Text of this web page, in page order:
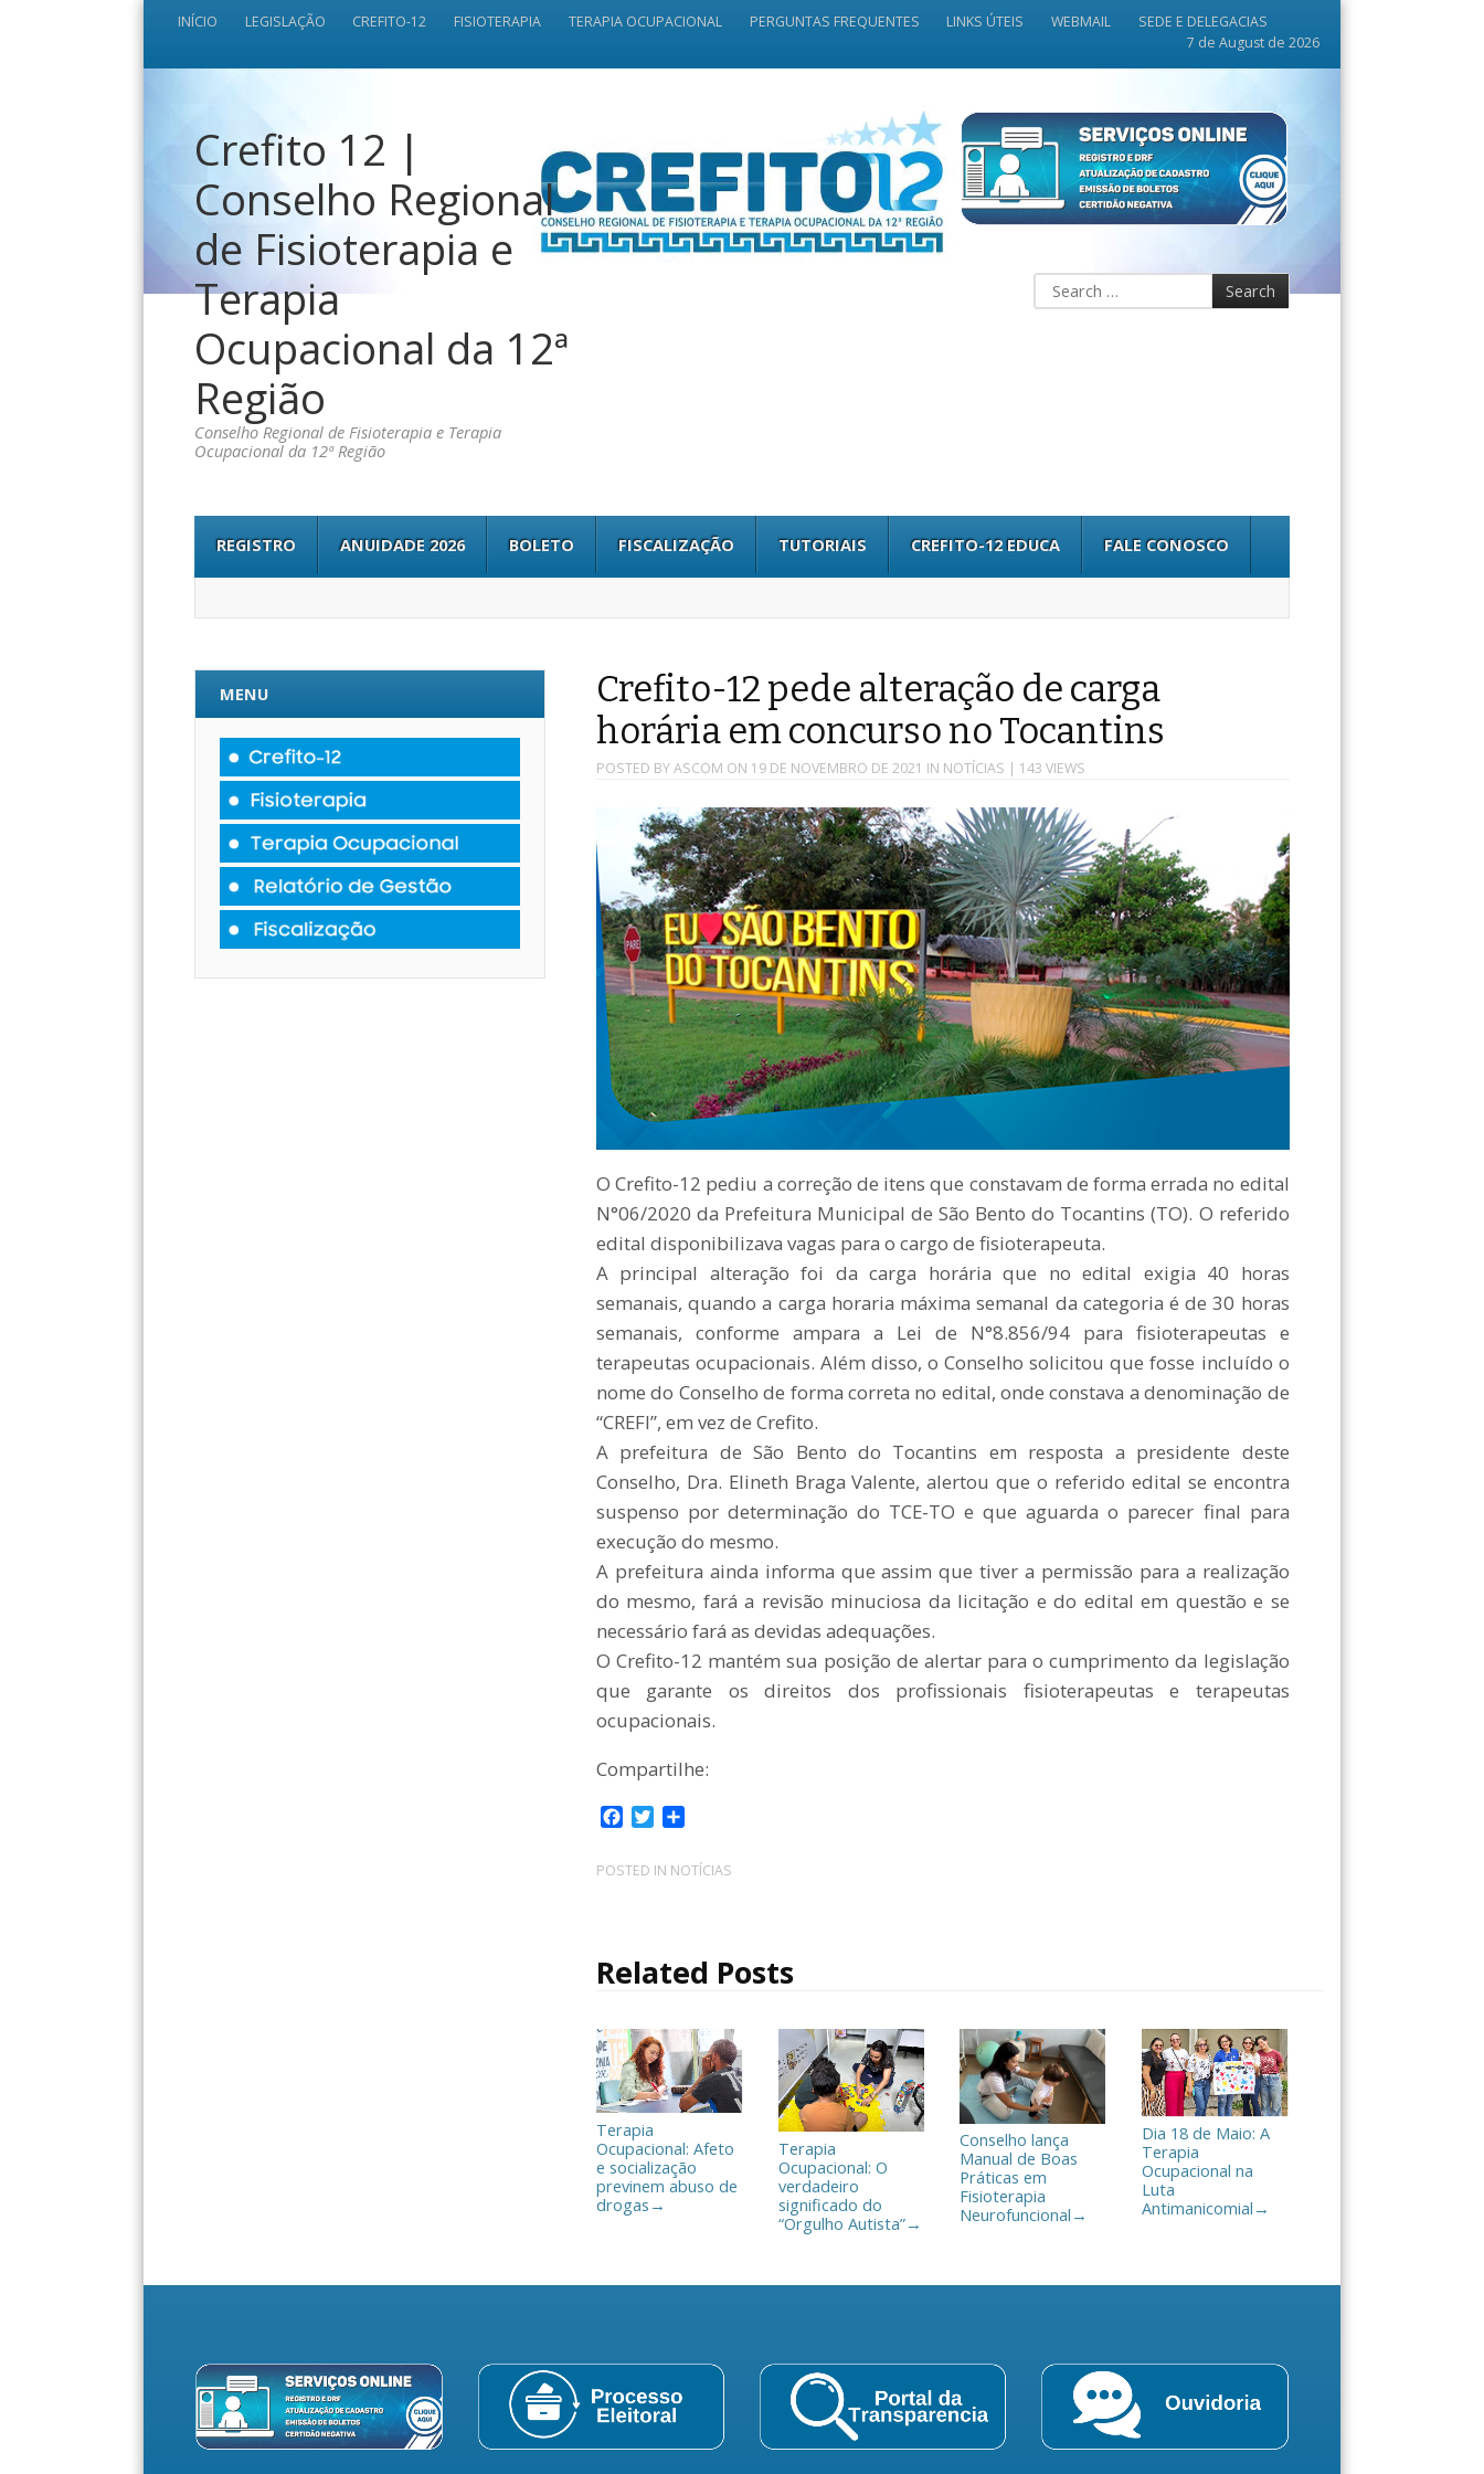
INÍCIO LEGISLAÇÃO CREFITO-12 FISIOTERAPIA TERAPIA OCUPACIONAL PERGUNTAS FREQUENTES LINKS ÚTEIS WEBMAIL
SEDE E DELEGACIAS
7 de August de 2026
Crefito 12 |
Conselho Regional
de Fisioterapia e
Terapia
Ocupacional da 12ª
Região
Conselho Regional de Fisioterapia e Terapia
Ocupacional da 12ª Região
REGISTRO ANUIDADE 2026 BOLETO FISCALIZAÇÃO TUTORIAIS CREFITO-12 EDUCA FALE CONOSCO
Crefito-12 pede alteração de carga
horária em concurso no Tocantins
POSTED BYASCOM ON 19 DE NOVEMBRO DE 2021 IN NOTÍCIAS | 143 VIEWS
O Crefito-12 pediu a correção de itens que constavam de forma errada no edital
N°06/2020 da Prefeitura Municipal de São Bento do Tocantins (TO). O referido
edital disponibilizava vagas para o cargo de fisioterapeuta.
A principal alteração foi da carga horária que no edital exigia 40 horas
semanais, quando a carga horaria máxima semanal da categoria é de 30 horas
semanais, conforme ampara a Lei de N°8.856/94 para fisioterapeutas e
terapeutas ocupacionais. Além disso, o Conselho solicitou que fosse incluído o
nome do Conselho de forma correta no edital, onde constava a denominação de
“CREFI”, em vez de Crefito.
A prefeitura de São Bento do Tocantins em resposta a presidente deste
Conselho, Dra. Elineth Braga Valente, alertou que o referido edital se encontra
suspenso por determinação do TCE-TO e que aguarda o parecer final para
execução do mesmo.
A prefeitura ainda informa que assim que tiver a permissão para a realização
do mesmo, fará a revisão minuciosa da licitação e do edital em questão e se
necessário fará as devidas adequações.
O Crefito-12 mantém sua posição de alertar para o cumprimento da legislação
que garante os direitos dos profissionais fisioterapeutas e terapeutas
ocupacionais.
Compartilhe:
F
c
e
k
T
i
t
C
m
p
i
a
r
POSTED IN NOTÍCIAS
Related Posts
Terapia
Ocupacional: Afeto
e socialização
previnem abuso de
drogas →
Terapia
Ocupacional: O
verdadeiro
significado do
“Orgulho Autista”→
Conselho lança
Manual de Boas
Práticas em
Fisioterapia
Neurofuncional →
Dia 18 de Maio: A
Terapia
Ocupacional na
Luta
Antimanicomial →
MENU